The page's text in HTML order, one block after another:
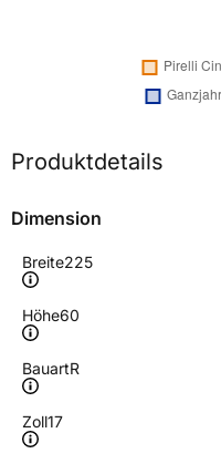
Produktdetails
Dimension
Breite225
Höhe60
BauartR
Zoll17